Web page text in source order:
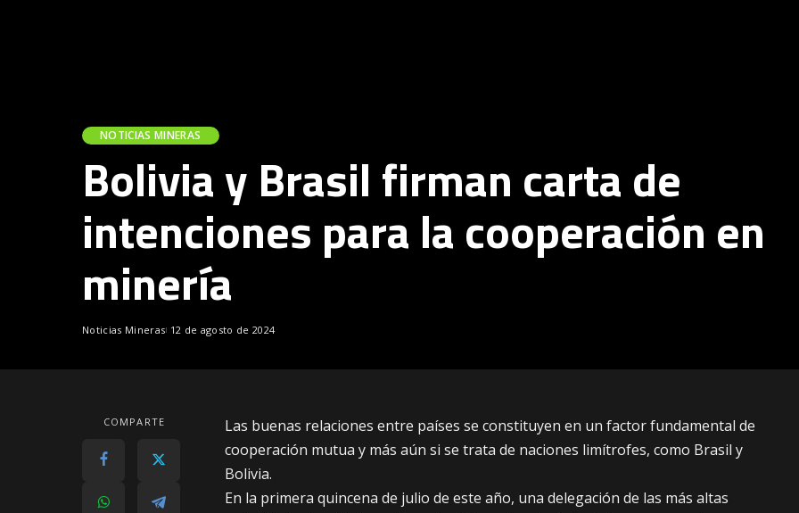
NOTICIAS MINERAS
Bolivia y Brasil firman carta de
intenciones para la cooperación en
minería
Noticias Mineras 12 de agosto de 2024
COMPARTE
Las buenas relaciones entre países se constituyen en un factor fundamental de
cooperación mutua y más aún si se trata de naciones limítrofes, como Brasil y
Bolivia.
En la primera quincena de julio de este año, una delegación de las más altas